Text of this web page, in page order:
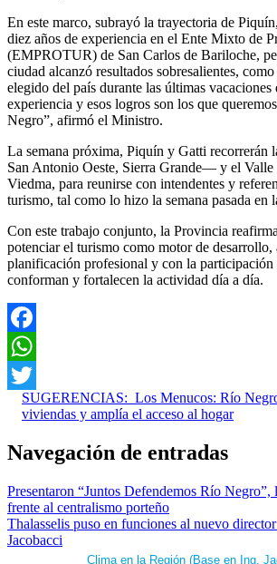
En este marco, subrayó la trayectoria de
diez años de experiencia en el Ente Mixto de
(EMPROTUR) de San Carlos de Bariloche,
ciudad alcanzó resultados sobresalientes,
elegido del país durante las últimas vacaciones
experiencia y esos logros son los que
Negro”, afirmó el Ministro.
La semana próxima, Piquín y Gatti
San Antonio Oeste, Sierra Grande— y el
Viedma, para reunirse con intendentes y
turismo, tal como lo hizo la semana pasada en
Con este trabajo conjunto, la Provincia
potenciar el turismo como motor de desarrollo,
planificación profesional y con la participación
conforman y fortalecen la actividad día a día.
Facebook
WhatsApp
Twitter
SUGERENCIAS: Los Menucos: Río
viviendas y amplía el acceso al hogar
Navegación de entradas
Presentaron “Juntos Defendemos Río Negro”,
frente al centralismo porteño
Thalasselis puso en funciones al nuevo
Jacobacci